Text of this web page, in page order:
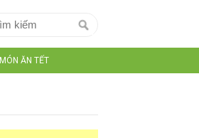
MÓN ĂN TẾT